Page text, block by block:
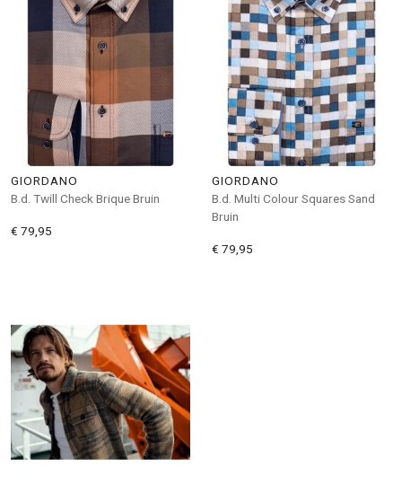
GIORDANO
B.d. Twill Check Brique Bruin
€ 79,95
GIORDANO
B.d. Multi Colour Squares Sand
Bruin
€ 79,95